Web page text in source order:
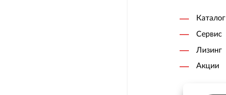
Каталог
Сервис
Лизинг
Акции